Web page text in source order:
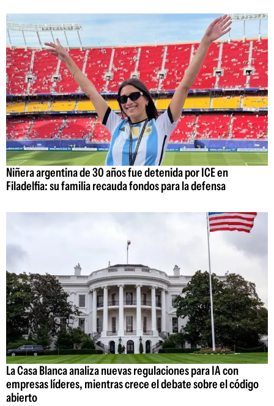
Niñera argentina de 30 años fue detenida por ICE en
Filadelfia: su familia recauda fondos para la defensa
La Casa Blanca analiza nuevas regulaciones para IA con
empresas líderes, mientras crece el debate sobre el código
abierto